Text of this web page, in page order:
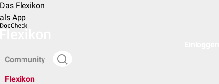
Das Flexikon
als App
Community
Flexikon